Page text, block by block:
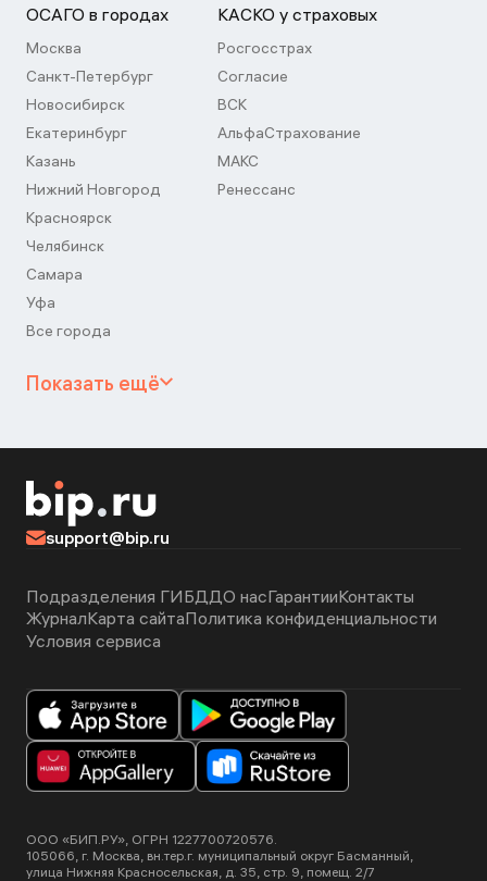
ОСАГО в городах
Москва
Санкт-Петербург
Новосибирск
Екатеринбург
Казань
Нижний Новгород
Красноярск
Челябинск
Самара
Уфа
Все города
КАСКО у страховых
Росгосстрах
Согласие
ВСК
АльфаСтрахование
МАКС
Ренессанс
Показать ещё
support@bip.ru
Подразделения ГИБДДО насГарантииКонтакты
ЖурналКарта сайтаПолитика конфиденциальности
Условия сервиса
ООО «БИП.РУ», ОГРН 1227700720576.
105066, г. Москва, вн.тер.г. муниципальный округ Басманный,
улица Нижняя Красносельская, д. 35, стр. 9, помещ. 2/7